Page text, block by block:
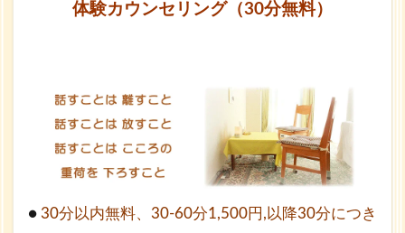
体験カウンセリング（30分無料）
● 30分以内無料、30-60分1,500円,以降30分につき